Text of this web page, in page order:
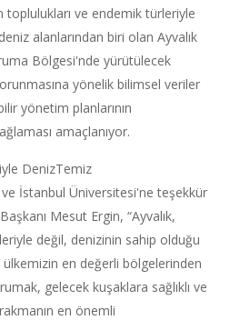
toplulukları ve endemik türleriyle
alanlarından biri olan Ayvalık
Bölgesi'nde yürütülecek
yönelik bilimsel veriler
yönetim planlarının
amaçlanıyor.
DenizTemiz
İstanbul Üniversitesi'ne teşekkür
Mesut Ergin, “Ayvalık,
değil, denizinin sahip olduğu
en değerli bölgelerinden
gelecek kuşaklara sağlıklı ve
en önemli